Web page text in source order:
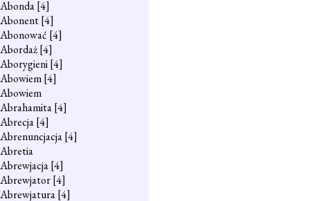
Abonda[4]
Abonent[4]
Abonować [4]
Abordaż[4]
Aborygieni[4]
Abowiem[4]
Abowiem
Abrahamita[4]
Abrecja[4]
Abrenuncjacja[4]
Abretia
Abrewjacja[4]
Abrewjator[4]
Abrewjatura[4]